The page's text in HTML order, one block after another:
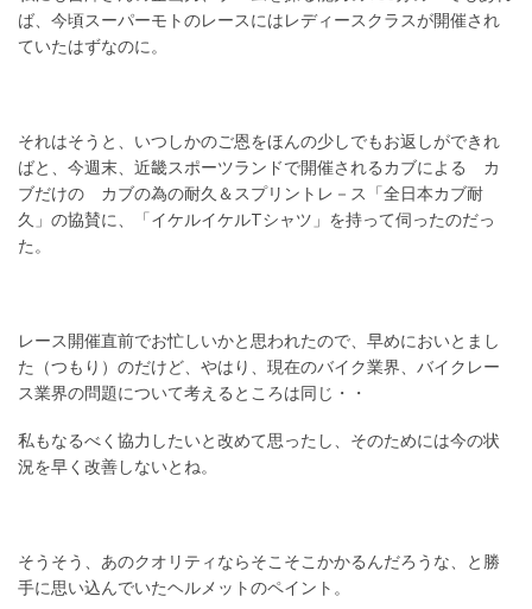
ば、今頃スーパーモトのレースにはレディースクラスが開催され
ていたはずなのに。
それはそうと、いつしかのご恩をほんの少しでもお返しができれ
ばと、今週末、近畿スポーツランドで開催されるカブによる カ
ブだけの カブの為の耐久＆スプリントレ－ス「全日本カブ耐
久」の協賛に、「イケルイケルTシャツ」を持って伺ったのだっ
た。
レース開催直前でお忙しいかと思われたので、早めにおいとまし
た（つもり）のだけど、やはり、現在のバイク業界、バイクレー
ス業界の問題について考えるところは同じ・・
私もなるべく協力したいと改めて思ったし、そのためには今の状
況を早く改善しないとね。
そうそう、あのクオリティならそこそこかかるんだろうな、と勝
手に思い込んでいたヘルメットのペイント。